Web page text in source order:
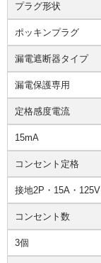
プラグ形状
ポッキンプラグ
漏電遮断器タイプ
漏電保護専用
定格感度電流
15mA
コンセント定格
接地2P・15A・
コンセント数
3個